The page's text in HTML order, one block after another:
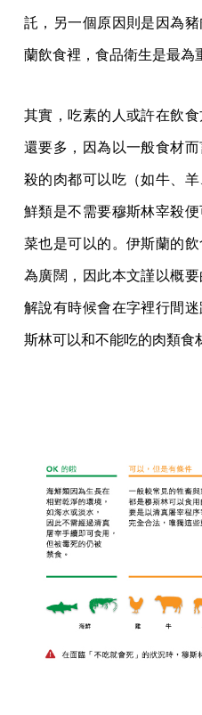
託，另一個原因則是因為
蘭飲食裡，食品衛生是最為
其實，吃素的人或許在飲
還要多，因為以一般食材
殺的肉都可以吃（如牛、
鮮類是不需要穆斯林宰殺
菜也是可以的。伊斯蘭的
為廣闊，因此本文謹以概
解說有時候會在字裡行間
斯林可以和不能吃的肉類食